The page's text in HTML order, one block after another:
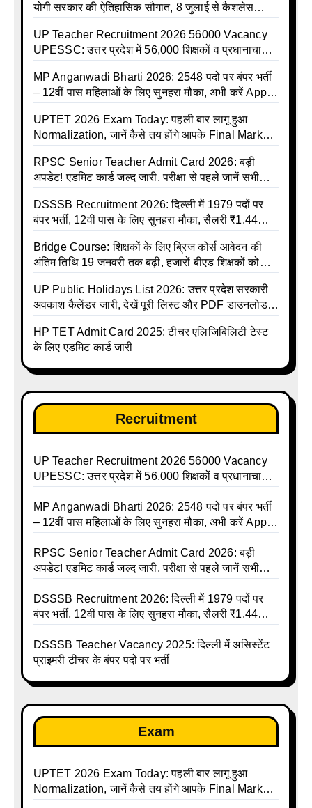
योगी सरकार की ऐतिहासिक सौगात, 8 जुलाई से कैशलेस
UP Teacher Recruitment 2026 56000 Vacancy
UPESSC: उत्तर प्रदेश में 56,000 शिक्षकों व प्रधानाचार्यों
MP Anganwadi Bharti 2026: 2548 पदों पर बंपर भर्ती
– 12वीं पास महिलाओं के लिए सुनहरा मौका, अभी करें Apply
UPTET 2026 Exam Today: पहली बार लागू हुआ
Normalization, जानें कैसे तय होंगे आपके Final Marks
RPSC Senior Teacher Admit Card 2026: बड़ी
अपडेट! एडमिट कार्ड जल्द जारी, परीक्षा से पहले जानें सभी
DSSSB Recruitment 2026: दिल्ली में 1979 पदों पर
बंपर भर्ती, 12वीं पास के लिए सुनहरा मौका, सैलरी ₹1.44
Bridge Course: शिक्षकों के लिए ब्रिज कोर्स आवेदन की
अंतिम तिथि 19 जनवरी तक बढ़ी, हजारों बीएड शिक्षकों को
UP Public Holidays List 2026: उत्तर प्रदेश सरकारी
अवकाश कैलेंडर जारी, देखें पूरी लिस्ट और PDF डाउनलोड
talika | Sarkari Avkash Talika | Up Holidays List |
Holidays Calendar
HP TET Admit Card 2025: टीचर एलिजिबिलिटी टेस्ट
के लिए एडमिट कार्ड जारी
Recruitment
UP Teacher Recruitment 2026 56000 Vacancy
UPESSC: उत्तर प्रदेश में 56,000 शिक्षकों व प्रधानाचार्यों
MP Anganwadi Bharti 2026: 2548 पदों पर बंपर भर्ती
– 12वीं पास महिलाओं के लिए सुनहरा मौका, अभी करें Apply
RPSC Senior Teacher Admit Card 2026: बड़ी
अपडेट! एडमिट कार्ड जल्द जारी, परीक्षा से पहले जानें सभी
DSSSB Recruitment 2026: दिल्ली में 1979 पदों पर
बंपर भर्ती, 12वीं पास के लिए सुनहरा मौका, सैलरी ₹1.44
DSSSB Teacher Vacancy 2025: दिल्ली में असिस्टेंट
प्राइमरी टीचर के बंपर पदों पर भर्ती
Exam
UPTET 2026 Exam Today: पहली बार लागू हुआ
Normalization, जानें कैसे तय होंगे आपके Final Marks